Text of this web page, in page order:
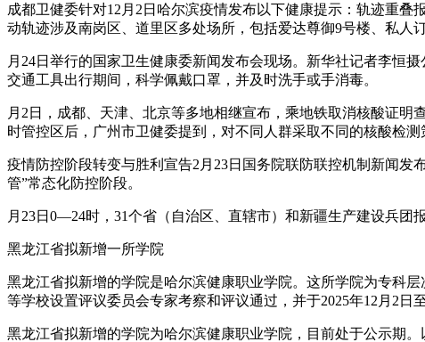
成都卫健委针对12月2日哈尔滨疫情发布以下健康提示：轨迹重
动轨迹涉及南岗区、道里区多处场所，包括爱达尊御9号楼、私人
月24日举行的国家卫生健康委新闻发布会现场。新华社记者李恒
交通工具出行期间，科学佩戴口罩，并及时洗手或手消毒。
月2日，成都、天津、北京等多地相继宣布，乘地铁取消核酸证
时管控区后，广州市卫健委提到，对不同人群采取不同的核酸检测
疫情防控阶段转变与胜利宣告2月23日国务院联防联控机制新闻
管”常态化防控阶段。
月23日0—24时，31个省（自治区、直辖市）和新疆生产建设兵团
黑龙江省拟新增一所学院
黑龙江省拟新增的学院是哈尔滨健康职业学院。这所学院为专科
等学校设置评议委员会专家考察和评议通过，并于2025年12月2
黑龙江省拟新增的学院为哈尔滨健康职业学院，目前处于公示期